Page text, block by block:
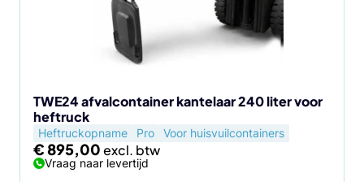
TWE24 afvalcontainer kantelaar 240 liter voor
heftruck
Heftruckopname Pro Voor huisvuilcontainers
€895,00
Vraag naar levertijd